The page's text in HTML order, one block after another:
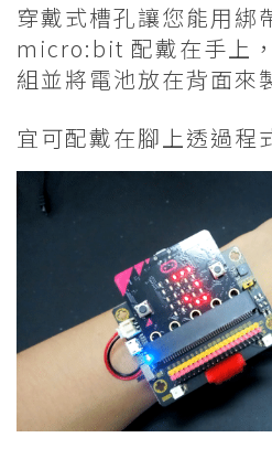
穿戴式槽孔讓您能用綁
micro:bit 配戴在手上
組並將電池放在背面來
宜可配戴在腳上透過程